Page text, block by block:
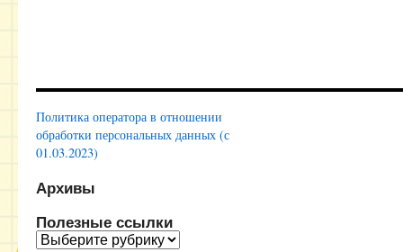
Политика оператора в отношении
обработки персональных данных (с
01.03.2023)
Архивы
Полезные ссылки
Полезные